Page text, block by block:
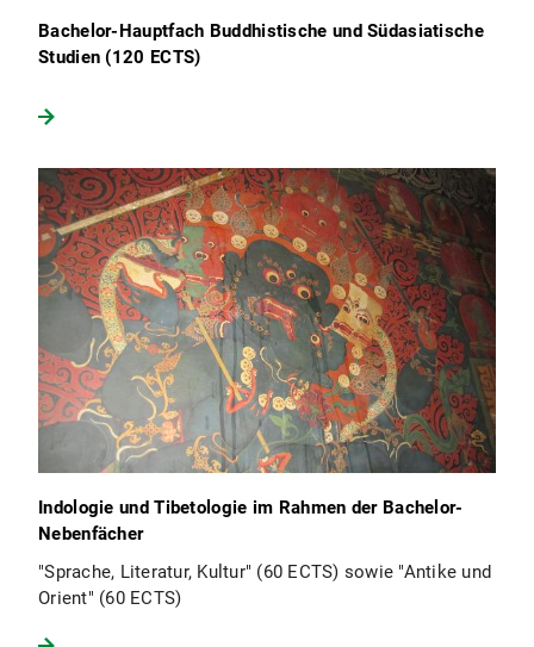
BayInd
Masterstudiengangs
Religion
und Philosophie in Asien
Instituts für Sinologie
Japan-Zentrums
Bachelor-Hauptfach Buddhistische und Südasiatische
Studien (120 ECTS)
Indologie und Tibetologie im Rahmen der Bachelor-
Nebenfächer
"Sprache, Literatur, Kultur" (60 ECTS) sowie "Antike und
Orient" (60 ECTS)